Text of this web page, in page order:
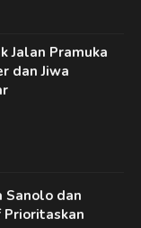
Jalan Pramuka
dan Jiwa
Sanolo dan
Prioritaskan